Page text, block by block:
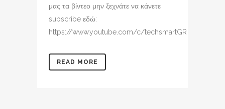
μας τα βίντεο μην ξεχνάτε να κάνετε
subscribe εδώ:
https://www.youtube.com/c/techsmartGR
READ MORE